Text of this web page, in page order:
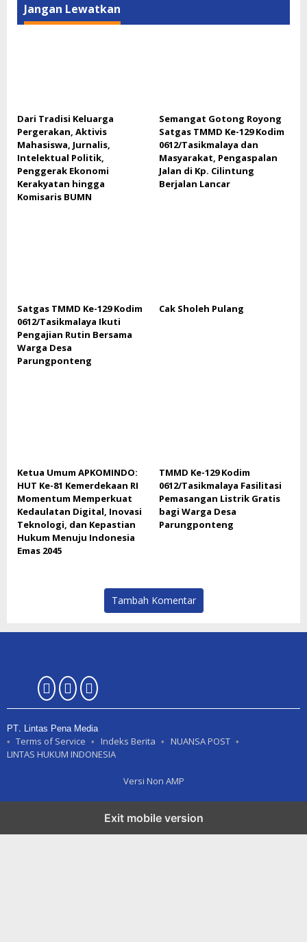
Jangan Lewatkan
Dari Tradisi Keluarga
Pergerakan, Aktivis
Mahasiswa, Jurnalis,
Intelektual Politik,
Penggerak Ekonomi
Kerakyatan hingga
Komisaris BUMN
Semangat Gotong Royong
Satgas TMMD Ke-129 Kodim
0612/Tasikmalaya dan
Masyarakat, Pengaspalan
Jalan di Kp. Cilintung
Berjalan Lancar
Satgas TMMD Ke-129 Kodim
0612/Tasikmalaya Ikuti
Pengajian Rutin Bersama
Warga Desa
Parungponteng
Cak Sholeh Pulang
Ketua Umum APKOMINDO:
HUT Ke-81 Kemerdekaan RI
Momentum Memperkuat
Kedaulatan Digital, Inovasi
Teknologi, dan Kepastian
Hukum Menuju Indonesia
Emas 2045
TMMD Ke-129 Kodim
0612/Tasikmalaya Fasilitasi
Pemasangan Listrik Gratis
bagi Warga Desa
Parungponteng
Tambah Komentar
PT. Lintas Pena Media
Terms of Service Indeks Berita
NUANSA POST
LINTAS HUKUM INDONESIA
Versi Non AMP
Exit mobile version